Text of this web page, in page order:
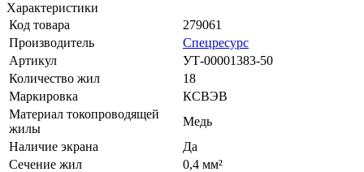
Характеристики
Код товара
279061
Производитель
Спецресурс
Артикул
УТ-00001383-50
Количество жил
18
Маркировка
КСВЭВ
Материал токопроводящей
жилы
Медь
Наличие экрана
Да
Сечение жил
0,4 мм²